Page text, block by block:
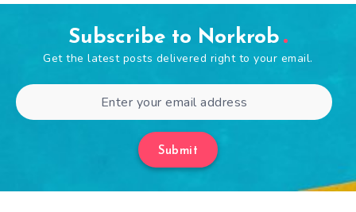
Subscribe to Norkrob
Get the latest posts delivered right to your email.
Submit